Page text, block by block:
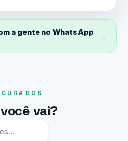
a gente no WhatsApp
→
vai?